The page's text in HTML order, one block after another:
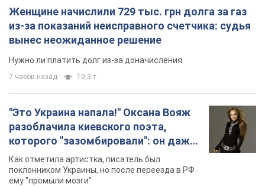
Женщине начислили 729 тыс. грн долга за газ
из-за показаний неисправного счетчика: судья
вынес неожиданное решение
Нужно ли платить долг из-за доначисления
7 часов назад 10,3 т.
"Это Украина напала!" Оксана Вояж
разоблачила киевского поэта,
которого "зазомбировали": он даже
русского не знал, а теперь хочет
геноцида украинцев
Как отметила артистка, писатель был
поклонником Украины, но после переезда в РФ
ему "промыли мозги"